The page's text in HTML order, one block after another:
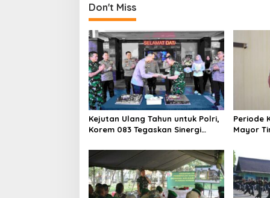
Don't Miss
Kejutan Ulang Tahun untuk Polri,
Korem 083 Tegaskan Sinergi
Periode
Mayor